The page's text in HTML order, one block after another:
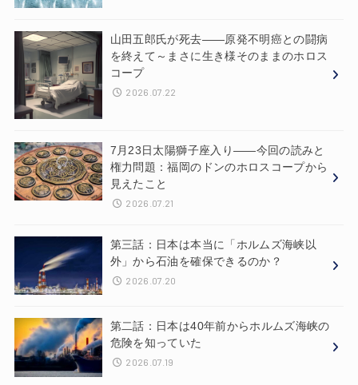
山田五郎氏が死去——原発不明癌との闘病
を終えて～まさに生き様そのままのホロス
コープ
2026.07.22
7月23日太陽獅子座入り——今回の読みと
権力問題：福岡のドンのホロスコープから
見えたこと
2026.07.21
第三話：日本は本当に「ホルムズ海峡以
外」から石油を確保できるのか？
2026.07.20
第二話：日本は40年前からホルムズ海峡の
危険を知っていた
2026.07.19